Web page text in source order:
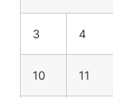
3 4
10 11